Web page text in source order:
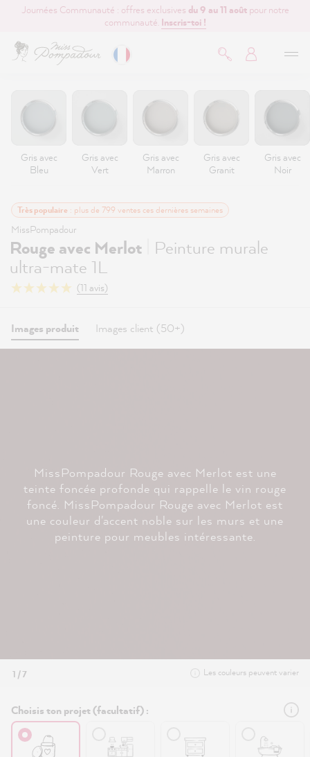
principal
Journées Communauté : offres exclusives du 9 au 11 aoûtpour notre
communauté. Inscris-toi !
Gris avec
Bleu
Gris avec
Vert
Gris avec
Marron
Gris avec
Granit
Gris avec
Noir
Très populaire : plus de 799 ventes ces dernières semaines
MissPompadour
Rouge avec Merlot
Peinture murale
ultra-mate 1L
(11 avis)
Images produit Images client (50+)
MissPompadour Rouge avec Merlot est une
teinte foncée profonde qui rappelle le vin rouge
foncé. MissPompadour Rouge avec Merlot est
une couleur d'accent noble sur les murs et une
peinture pour meubles intéressante.
1 / 7 Les couleurs peuvent varier
Choisis ton projet (facultatif) :